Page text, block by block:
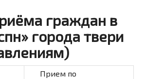
граждан в
города твери
Прием по